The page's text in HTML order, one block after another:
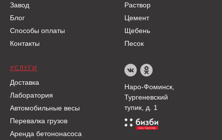
Блог
Завод
Контакты
Способы оплаты
Наро-Фоминск,
Тургеневский
тупик, д. 1
УСЛУГИ
Доставка
Лаборатория
Аренда бетононасоса
Автомобильные весы
Перевалка грузов
Цемент
Раствор
Песок
Щебень